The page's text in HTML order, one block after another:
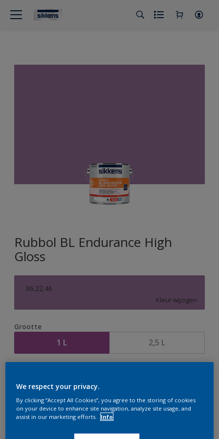
Rubbol BL Endurance High
Gloss
X6.22.46
Kleur wijzigen
Grootte
1 L 2,5 L
te bestellen. Houd de website in de gaten, we werken
We respect your privacy.
By clicking “Accept All Cookies”, you agree to the storing of cookies
on your device to enhance site navigation, analyze site usage, and
assist in our marketing efforts.
Info